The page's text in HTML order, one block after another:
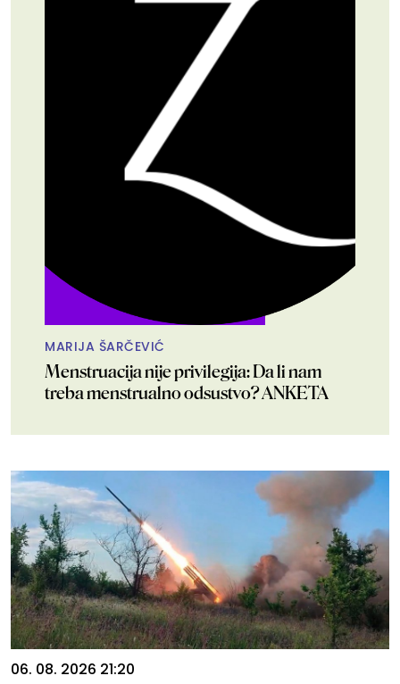
MARIJA ŠARČEVIĆ
Menstruacija nije privilegija: Da li nam
treba menstrualno odsustvo? ANKETA
06. 08. 2026 21:20